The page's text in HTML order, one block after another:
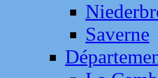
Saverne